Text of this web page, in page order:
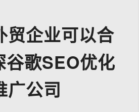
贸企业可以合
谷歌SEO优化
广公司